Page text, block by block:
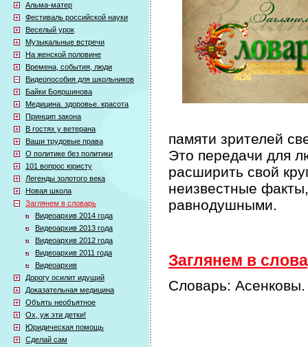
Альма-матер
Фестиваль российской науки
Веселый урок
Музыкальные встречи
На женской половине
Времена, события, люди
Видеопособия для школьников
Байки Бояршинова
Медицина. здоровье. красота
Принцип закона
В гостях у ветерана
Ваши трудовые права
О политике без политики
101 вопрос юристу
Легенды золотого века
Новая школа
Заглянем в словарь
Видеоархив 2014 года
Видеоархив 2013 года
Видеоархив 2012 года
Видеоархив 2011 года
Видеоархив
Дорогу осилит идущий
Доказательная медицина
Объять необъятное
Ох, уж эти детки!
Юридическая помощь
Сделай сам
памяти зрителей
Это передачи для
расширить свой
неизвестные
равнодушными.
Заглянем в
Словарь: